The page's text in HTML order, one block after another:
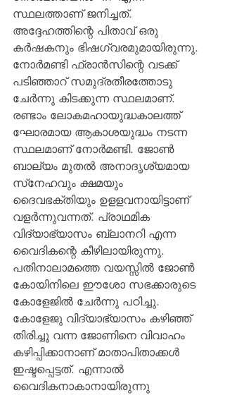
സ്ഥലത്താണ് ജനിച്ചത്.
അദ്ദേഹത്തിന്റെ പിതാവ് ഒരു
കര്‍ഷകനും ഭിഷഗ്വരമുമായിരുന്നു.
നോര്‍മണ്ടി ഫ്രാന്‍സിന്റെ വടക്ക്
പടിഞ്ഞാറ് സമുദ്രതീരത്തോടു
ചേര്‍ന്നു കിടക്കുന്ന സ്ഥലമാണ്.
രണ്ടാം ലോകമഹായുദ്ധകാലത്ത്
ഘോരമായ ആകാശയുദ്ധം നടന്ന
സ്ഥലമാണ് നോര്‍മണ്ടി. ജോണ്‍
ബാല്യം മുതല്‍ അനാദൃശ്യമായ
സ്‌നേഹവും ക്ഷമയും
ദൈവഭക്തിയും ഉളളവനായിട്ടാണ്
വളര്‍ന്നുവന്നത്. പ്രാഥമിക
വിദ്യാഭ്യാസം ബ്ലാനറി എന്ന
വൈദികന്റെ കീഴിലായിരുന്നു.
പതിനാലാമത്തെ വയസ്സില്‍ ജോണ്‍
കോയിനിലെ ഈശോ സഭക്കാരുടെ
കോളേജില്‍ ചേര്‍ന്നു പഠിച്ചു.
കോളേജു വിദ്യാഭ്യാസം കഴിഞ്ഞ്
തിരിച്ചു വന്ന ജോണിനെ വിവാഹം
കഴിപ്പിക്കാനാണ് മാതാപിതാക്കള്‍
ഇഷ്ടപ്പെട്ടത്. എന്നാല്‍
വൈദികനാകാനായിരുന്നു